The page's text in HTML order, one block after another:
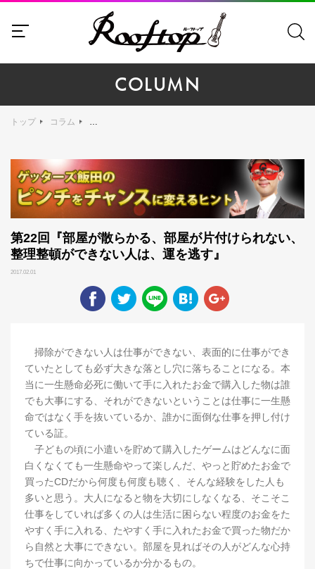
COLUMN
トップ コラム
第22回『部屋が散らかる、部屋が片付けられない、
整理整頓ができない人は、運を逃す』
2017.02.01
掃除ができない人は仕事ができない、表面的に仕事ができ
ていたとしても必ず大きな落とし穴に落ちることになる。本
当に一生懸命必死に働いて手に入れたお金で購入した物は誰
でも大事にする、それができないということは仕事に一生懸
命ではなく手を抜いているか、誰かに面倒な仕事を押し付け
ている証。
子どもの頃に小遣いを貯めて購入したゲームはどんなに面
白くなくても一生懸命やって楽しんだ、やっと貯めたお金で
買ったCDだから何度も何度も聴く、そんな経験をした人も
多いと思う。大人になると物を大切にしなくなる、そこそこ
仕事をしていれば多くの人は生活に困らない程度のお金をた
やすく手に入れる、たやすく手に入れたお金で買った物だか
ら自然と大事にできない。部屋を見ればその人がどんな心持
ちで仕事に向かっているか分かるもの。